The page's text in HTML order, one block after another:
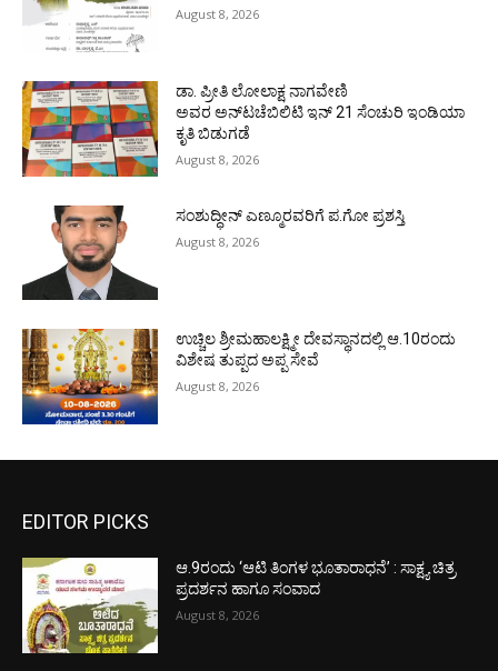
August 8, 2026
ಡಾ. ಪ್ರೀತಿ ಲೋಲಾಕ್ಷ ನಾಗವೇಣಿ
ಅವರ ಅನ್‌ಟಚೆಬಿಲಿಟಿ ಇನ್ 21 ಸೆಂಚುರಿ ಇಂಡಿಯಾ
ಕೃತಿ ಬಿಡುಗಡೆ
August 8, 2026
ಸಂಶುದ್ಧೀನ್ ಎಣ್ಮೂರವರಿಗೆ ಪ.ಗೋ ಪ್ರಶಸ್ತಿ
August 8, 2026
ಉಚ್ಚಿಲ ಶ್ರೀಮಹಾಲಕ್ಷ್ಮೀ ದೇವಸ್ಥಾನದಲ್ಲಿ ಆ.10ರಂದು
ವಿಶೇಷ ತುಪ್ಪದ ಅಪ್ಪ ಸೇವೆ
August 8, 2026
EDITOR PICKS
ಆ.9ರಂದು ‘ಆಟಿ ತಿಂಗಳ ಭೂತಾರಾಧನೆ’ : ಸಾಕ್ಷ್ಯ ಚಿತ್ರ
ಪ್ರದರ್ಶನ ಹಾಗೂ ಸಂವಾದ
August 8, 2026